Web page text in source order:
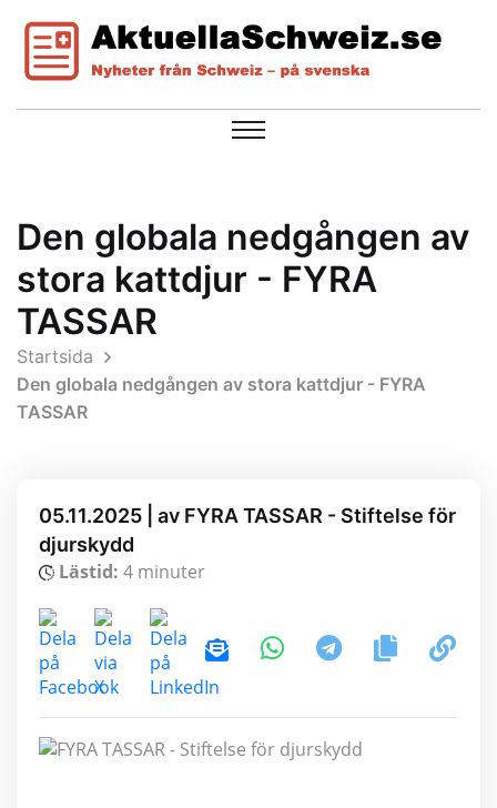
Den globala nedgången av
stora kattdjur - FYRA
TASSAR
Startsida
Den globala nedgången av stora kattdjur - FYRA
TASSAR
05.11.2025 | av FYRA TASSAR - Stiftelse för
djurskydd
Lästid: 4 minuter